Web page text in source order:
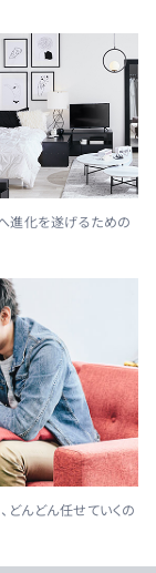
進化を遂げるための
どんどん任せていくの